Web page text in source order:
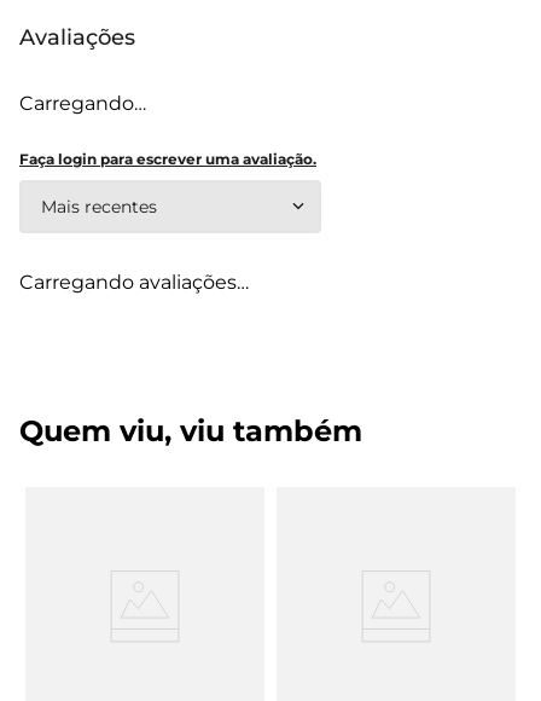
Avaliações
Carregando…
Faça login para escrever uma avaliação.
Mais recentes
Carregando avaliações…
Quem viu, viu também